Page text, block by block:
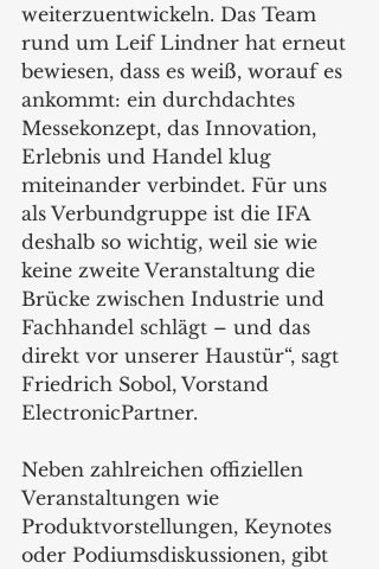
weiterzuentwickeln. Das Team
rund um Leif Lindner hat erneut
bewiesen, dass es weiß, worauf es
ankommt: ein durchdachtes
Messekonzept, das Innovation,
Erlebnis und Handel klug
miteinander verbindet. Für uns
als Verbundgruppe ist die IFA
deshalb so wichtig, weil sie wie
keine zweite Veranstaltung die
Brücke zwischen Industrie und
Fachhandel schlägt – und das
direkt vor unserer Haustür“, sagt
Friedrich Sobol, Vorstand
ElectronicPartner.
Neben zahlreichen offiziellen
Veranstaltungen wie
Produktvorstellungen, Keynotes
oder Podiumsdiskussionen, gibt